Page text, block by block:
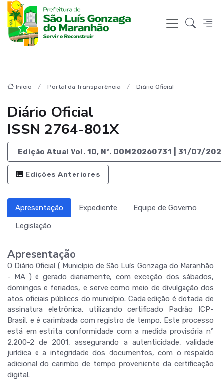
Início Portal da Transparência Diário Oficial
Diário Oficial
ISSN 2764-801X
Edição Atual Vol. 10, Nº. DOM20260731 | 31/07/
Edições Anteriores
Apresentação Expediente Equipe de Governo
Legislação
Apresentação
O Diário Oficial ( Município de São Luís Gonzaga do Maranhão
- MA ) é gerado diariamente, com exceção dos sábados,
domingos e feriados, e serve como meio de divulgação dos
atos oficiais públicos do município. Cada edição é dotada de
assinatura eletrônica, utilizando certificado Padrão ICP-
Brasil, e é carimbada com registro de tempo. Este processo
está em estrita conformidade com a medida provisória nº
2.200-2 de 2001, assegurando a autenticidade, validade
jurídica e a integridade dos documentos, com o respaldo
adicional do carimbo de tempo proveniente da certificação
digital.